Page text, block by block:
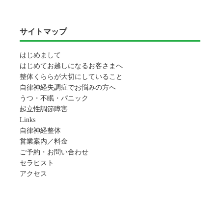
サイトマップ
はじめまして
はじめてお越しになるお客さまへ
整体くららが大切にしていること
自律神経失調症でお悩みの方へ
うつ・不眠・パニック
起立性調節障害
Links
自律神経整体
営業案内／料金
ご予約・お問い合わせ
セラピスト
アクセス